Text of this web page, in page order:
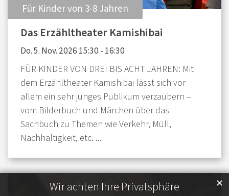
Wir achten Ihre Privatsphäre ✕
Für Kinder von 3-8 Jahren
Das Erzähltheater Kamishibai
Do. 5. Nov. 2026 15:30 - 16:30
FÜR KINDER VON DREI BIS ACHT JAHREN: Mit
dem Erzähltheater Kamishibai lässt sich vor
allem ein sehr junges Publikum verzaubern –
vom Bilderbuch und Märchen über das
Sachbuch zu Themen wie Verkehr, Müll,
Nachhaltigkeit, etc. ...